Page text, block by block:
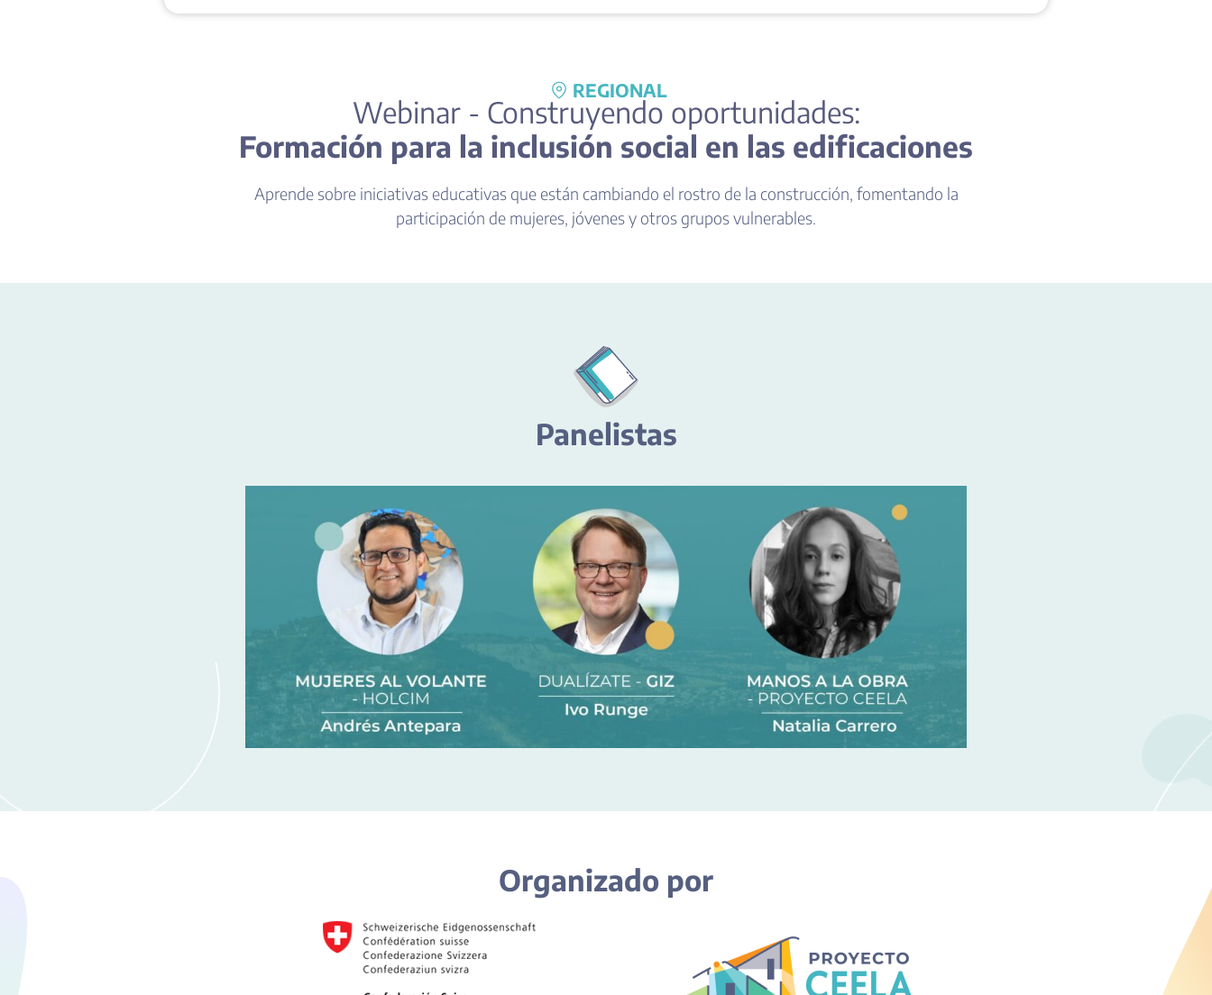
REGIONAL
Webinar - Construyendo oportunidades:
Formación para la inclusión social en las edificaciones
Aprende sobre iniciativas educativas que están cambiando el rostro de la construcción, fomentando la
participación de mujeres, jóvenes y otros grupos vulnerables.
Panelistas
Organizado por